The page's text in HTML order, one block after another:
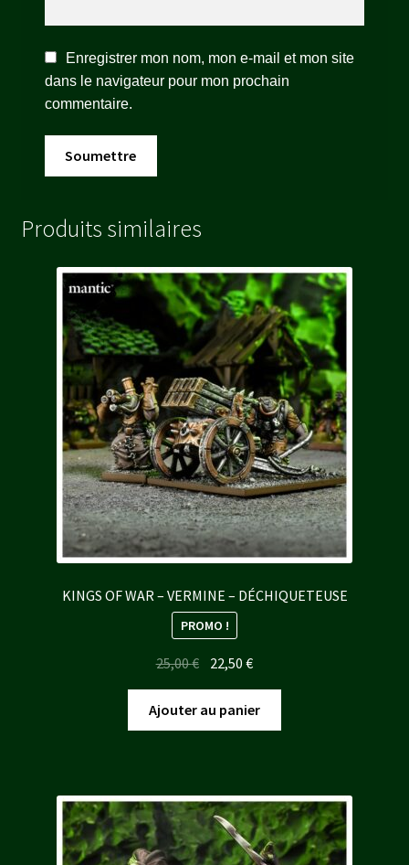
Enregistrer mon nom, mon e-mail et mon site
dans le navigateur pour mon prochain
commentaire.
Produits similaires
KINGS OF WAR – VERMINE – DÉCHIQUETEUSE
PROMO !
25,00€ Le
prix
initial
était :
22,50€Le
prix
actuel
est :
Ajouter au panier